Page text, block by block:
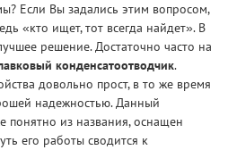
Если Вы задались этим вопросом,
«кто ищет, тот всегда найдет». В
решение. Достаточно часто на
конденсатоотводчик.
довольно прост, в то же время
надежностью. Данный
понятно из названия, оснащен
его работы сводится к